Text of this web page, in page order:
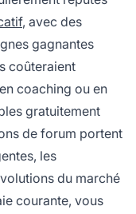
, avec des
gagnantes
coûteraient
coaching ou en
gratuitement
de forum portent
les
du marché
courante, vous